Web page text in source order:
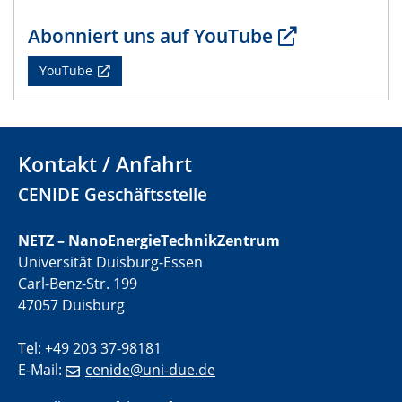
CENIDE Mitgliederversammlung
22.05.2024
Physikalisches Kolloquium
Physikalisches Kolloquium
SFB 1242 Kolloquium
GDCh Kolloquium
Antrittsvorlesung
10.06.2024
SFB/TRR 270 Kolloquium
Abonniert uns auf YouTube
YouTube
Kontakt / Anfahrt
CENIDE Geschäftsstelle
NETZ – NanoEnergieTechnikZentrum
Universität Duisburg-Essen
Carl-Benz-Str. 199
47057 Duisburg
Tel: +49 203 37-98181
E-Mail:
cenide@uni-due.de